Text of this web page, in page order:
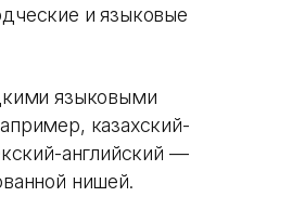
и языковые
языковыми
казахский-
английский —
нишей.